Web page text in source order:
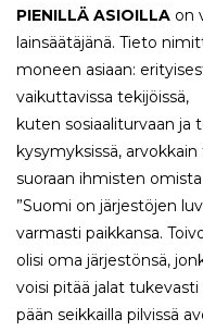
PIENILLÄ ASIOILLA on
lainsäätäjänä. Tieto
moneen asiaan:
vaikuttavissa tekijöissä,
kuten sosiaaliturvaan
kysymyksissä,
suoraan ihmisten
”Suomi on järjestöjen
varmasti paikkansa.
olisi oma järjestönsä,
voisi pitää jalat
pään seikkailla pilvissä